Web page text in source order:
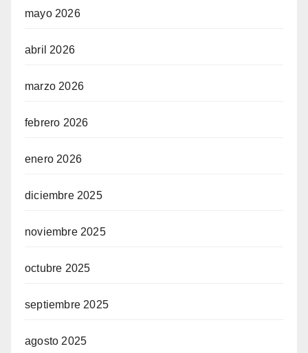
mayo 2026
abril 2026
marzo 2026
febrero 2026
enero 2026
diciembre 2025
noviembre 2025
octubre 2025
septiembre 2025
agosto 2025